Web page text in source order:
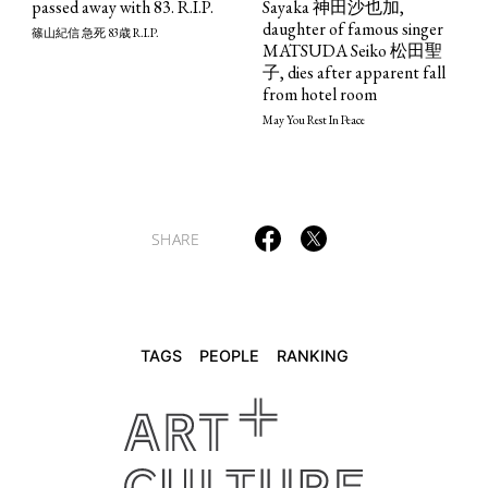
passed away with 83. R.I.P.
篠山紀信 急死 83歳 R.I.P.
Sayaka 神田沙也加,
daughter of famous singer
MATSUDA Seiko 松田聖
子, dies after apparent fall
from hotel room
May You Rest In Peace
SHARE
TAGS PEOPLE RANKING